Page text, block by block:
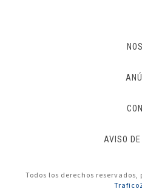
AVISO
Todos los derechos